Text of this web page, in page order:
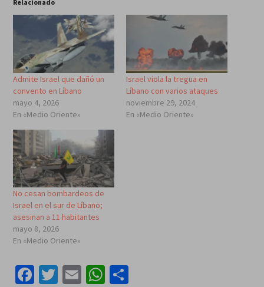
Relacionado
Admite Israel que dañó un
convento en Líbano
mayo 4, 2026
En «Medio Oriente»
Israel viola la tregua en
Líbano con varios ataques
noviembre 29, 2024
En «Medio Oriente»
No cesan bombardeos de
Israel en el sur de Líbano;
asesinan a 11 habitantes
mayo 8, 2026
En «Medio Oriente»
Facebook
Twitter
EmailWhatsApp
Compartir